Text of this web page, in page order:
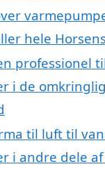
hele
professionel
i de
til luft til
i andre dele